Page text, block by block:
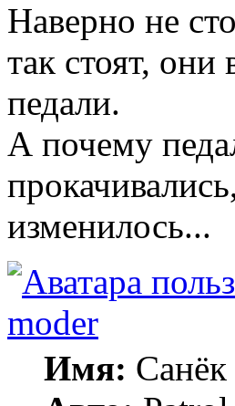
Наверно не
так стоят, они
педали.
А почему
изменилось...
moder
Имя: Санёк